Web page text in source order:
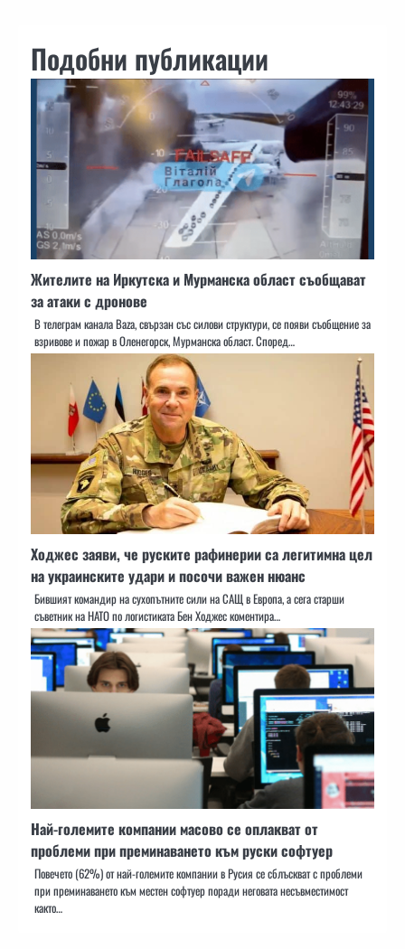
Подобни публикации
Жителите на Иркутска и Мурманска област съобщават
за атаки с дронове
В телеграм канала Baza, свързан със силови структури, се появи съобщение за
взривове и пожар в Оленегорск, Мурманска област. Според…
Ходжес заяви, че руските рафинерии са легитимна цел
на украинските удари и посочи важен нюанс
Бившият командир на сухопътните сили на САЩ в Европа, а сега старши
съветник на НАТО по логистиката Бен Ходжес коментира…
Най-големите компании масово се оплакват от
проблеми при преминаването към руски софтуер
Повечето (62%) от най-големите компании в Русия се сблъскват с проблеми
при преминаването към местен софтуер поради неговата несъвместимост
както…